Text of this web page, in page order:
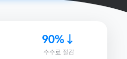
90%↓
수수료 절감